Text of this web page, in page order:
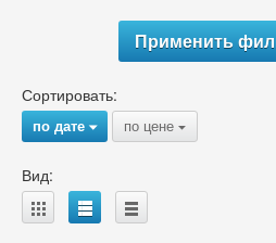
Сортировать:
по дате{ по цене {
Вид:
A B C